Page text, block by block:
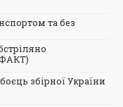
та без
збірної України